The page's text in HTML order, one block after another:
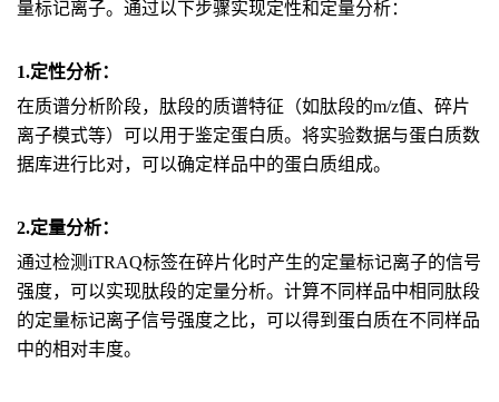
量标记离子。通过以下步骤实现定性和定量分析：
1.定性分析：
在质谱分析阶段，肽段的质谱特征（如肽段的m/z值、碎片
离子模式等）可以用于鉴定蛋白质。将实验数据与蛋白质数
据库进行比对，可以确定样品中的蛋白质组成。
2.定量分析：
通过检测iTRAQ标签在碎片化时产生的定量标记离子的信号
强度，可以实现肽段的定量分析。计算不同样品中相同肽段
的定量标记离子信号强度之比，可以得到蛋白质在不同样品
中的相对丰度。